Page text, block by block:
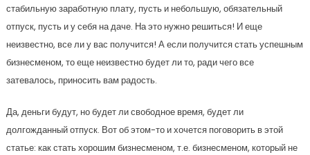
стабильную заработную плату, пусть и небольшую, обязательный
отпуск, пусть и у себя на даче. На это нужно решиться! И еще
неизвестно, все ли у вас получится! А если получится стать успешным
бизнесменом, то еще неизвестно будет ли то, ради чего все
затевалось, приносить вам радость.
Да, деньги будут, но будет ли свободное время, будет ли
долгожданный отпуск. Вот об этом-то и хочется поговорить в этой
статье: как стать хорошим бизнесменом, т.е. бизнесменом, который не